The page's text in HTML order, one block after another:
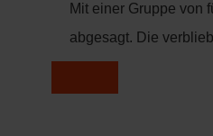
Mit einer Gruppe von
abgesagt. Die